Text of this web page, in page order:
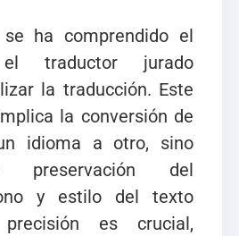
ha comprendido el
el traductor jurado
la traducción. Este
la conversión de
idioma a otro, sino
preservación del
y estilo del texto
es crucial,